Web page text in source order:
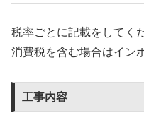
税率ごとに記載をしてく
消費税を含む場合はイン
工事内容